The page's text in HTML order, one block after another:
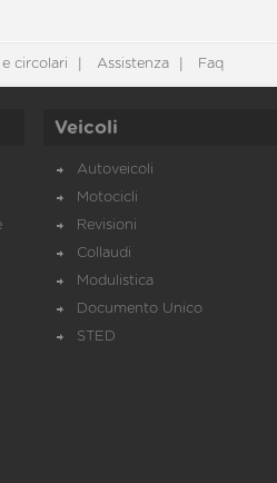
e circolari Assistenza Faq
Veicoli
Autoveicoli
Motocicli
Revisioni
Collaudi
Modulistica
Documento Unico
STED